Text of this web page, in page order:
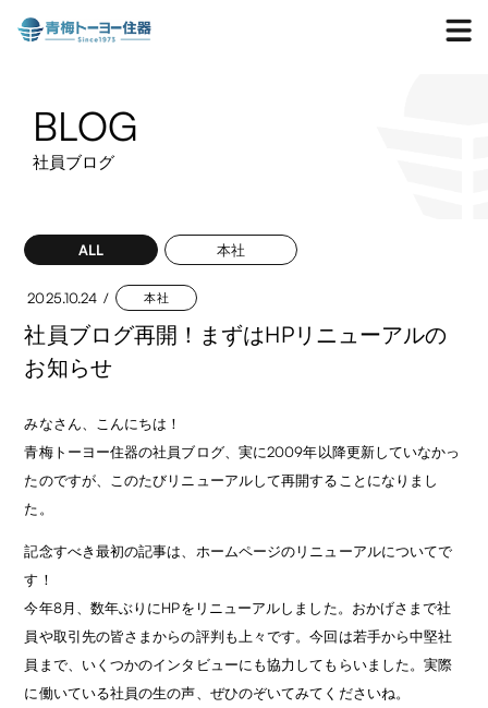
BLOG
社員ブログ
ALL 本社
2025.10.24 本社
社員ブログ再開！まずはHPリニューアルの
お知らせ
みなさん、こんにちは！
青梅トーヨー住器の社員ブログ、実に2009年以降更新していなかっ
たのですが、このたびリニューアルして再開することになりまし
た。
記念すべき最初の記事は、ホームページのリニューアルについてで
す！
今年8月、数年ぶりにHPをリニューアルしました。おかげさまで社
員や取引先の皆さまからの評判も上々です。今回は若手から中堅社
員まで、いくつかのインタビューにも協力してもらいました。実際
に働いている社員の生の声、ぜひのぞいてみてくださいね。